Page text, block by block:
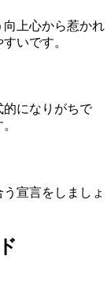
向 上心から惹かれ
すいです。
的にな り がちで
。
う 宣言を し ま し ょ